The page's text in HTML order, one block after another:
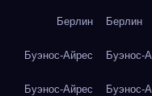
Берлин Берлин
Буэнос-Айрес Буэнос-
Буэнос-Айрес Буэнос-